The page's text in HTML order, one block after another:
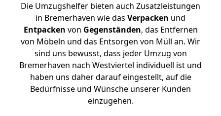
Die Umzugshelfer bieten auch Zusatzleistungen
in Bremerhaven wie das Verpacken und
Entpacken von Gegenständen, das Entfernen
von Möbeln und das Entsorgen von Müll an. Wir
sind uns bewusst, dass jeder Umzug von
Bremerhaven nach Westviertel individuell ist und
haben uns daher darauf eingestellt, auf die
Bedürfnisse und Wünsche unserer Kunden
einzugehen.